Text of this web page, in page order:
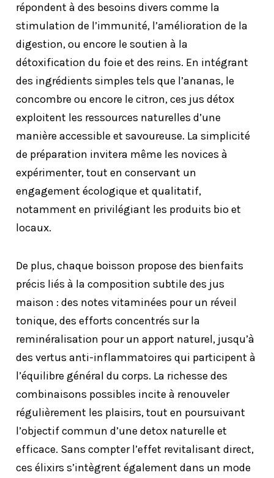
répondent à des besoins divers comme la
stimulation de l’immunité, l’amélioration de la
digestion, ou encore le soutien à la
détoxification du foie et des reins. En intégrant
des ingrédients simples tels que l’ananas, le
concombre ou encore le citron, ces jus détox
exploitent les ressources naturelles d’une
manière accessible et savoureuse. La simplicité
de préparation invitera même les novices à
expérimenter, tout en conservant un
engagement écologique et qualitatif,
notamment en privilégiant les produits bio et
locaux.
De plus, chaque boisson propose des bienfaits
précis liés à la composition subtile des jus
maison : des notes vitaminées pour un réveil
tonique, des efforts concentrés sur la
reminéralisation pour un apport naturel, jusqu’à
des vertus anti-inflammatoires qui participent à
l’équilibre général du corps. La richesse des
combinaisons possibles incite à renouveler
régulièrement les plaisirs, tout en poursuivant
l’objectif commun d’une detox naturelle et
efficace. Sans compter l’effet revitalisant direct,
ces élixirs s’intègrent également dans un mode